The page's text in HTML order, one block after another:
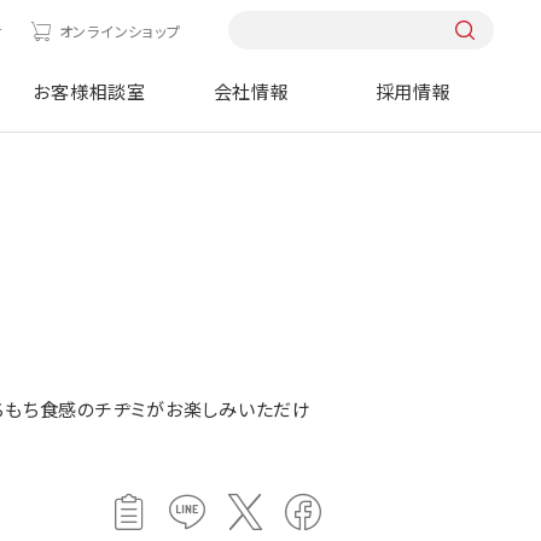
オンラインショップ
お客様相談室 会社情報 採用情報
もち食感のチヂミがお楽しみいただけ